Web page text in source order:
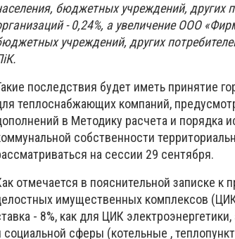
бюджетных учреждений, других
- 0,24%, а увеличение ООО
учреждений, других
последствия будет иметь принятие
теплоснабжающих компаний,
в Методику расчета и порядка
собственности
на сессии 29 сентября.
отмечается в пояснительной записке
имущественных комплексов
- 8%, как для ЦИК
социальной сферы (котельные ,